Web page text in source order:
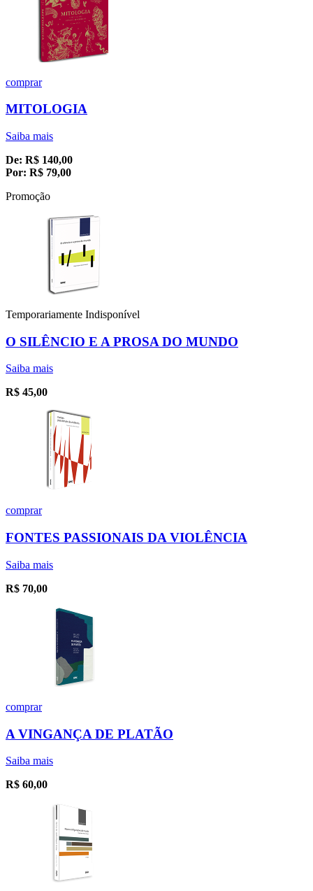
comprar
MITOLOGIA
Saiba mais
De: R$ 140,00
Por: R$ 79,00
Promoção
Temporariamente Indisponível
O SILÊNCIO E A PROSA DO MUNDO
Saiba mais
R$ 45,00
comprar
FONTES PASSIONAIS DA VIOLÊNCIA
Saiba mais
R$ 70,00
comprar
A VINGANÇA DE PLATÃO
Saiba mais
R$ 60,00